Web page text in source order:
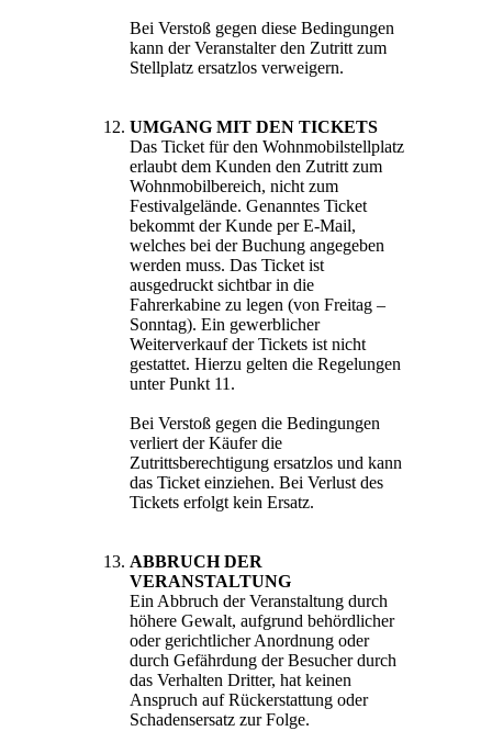
Bei Verstoß gegen diese Bedingungen
kann der Veranstalter den Zutritt zum
Stellplatz ersatzlos verweigern.
UMGANG MIT DEN TICKETS
Das Ticket für den Wohnmobilstellplatz
erlaubt dem Kunden den Zutritt zum
Wohnmobilbereich, nicht zum
Festivalgelände. Genanntes Ticket
bekommt der Kunde per E-Mail,
welches bei der Buchung angegeben
werden muss. Das Ticket ist
ausgedruckt sichtbar in die
Fahrerkabine zu legen (von Freitag –
Sonntag). Ein gewerblicher
Weiterverkauf der Tickets ist nicht
gestattet. Hierzu gelten die Regelungen
unter Punkt 11.
Bei Verstoß gegen die Bedingungen
verliert der Käufer die
Zutrittsberechtigung ersatzlos und kann
das Ticket einziehen. Bei Verlust des
Tickets erfolgt kein Ersatz.
ABBRUCH DER
VERANSTALTUNG
Ein Abbruch der Veranstaltung durch
höhere Gewalt, aufgrund behördlicher
oder gerichtlicher Anordnung oder
durch Gefährdung der Besucher durch
das Verhalten Dritter, hat keinen
Anspruch auf Rückerstattung oder
Schadensersatz zur Folge.